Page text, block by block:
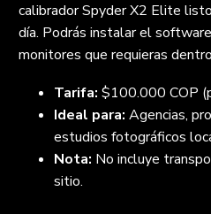
calibrador Spyder X2 Elite
día. Podrás instalar el
monitores que requieras
Tarifa: $100.000 COP
Ideal para: Agencias,
estudios fotográficos
Nota: No incluye
sitio.